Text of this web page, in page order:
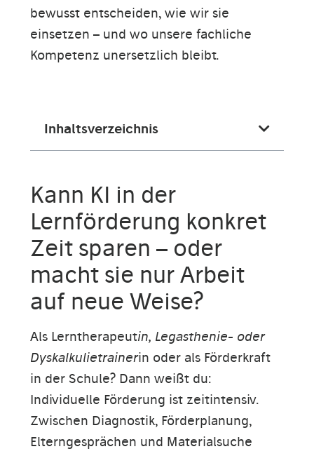
bewusst entscheiden, wie wir sie
einsetzen – und wo unsere fachliche
Kompetenz unersetzlich bleibt.
Inhaltsverzeichnis
Kann KI in der
Lernförderung konkret
Zeit sparen – oder
macht sie nur Arbeit
auf neue Weise?
Als Lerntherapeutin, Legasthenie- oder
Dyskalkulietrainerin oder als Förderkraft
in der Schule? Dann weißt du:
Individuelle Förderung ist zeitintensiv.
Zwischen Diagnostik, Förderplanung,
Elterngesprächen und Materialsuche